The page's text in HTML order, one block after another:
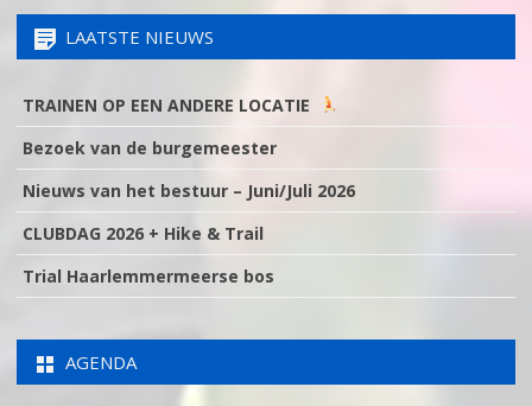
LAATSTE NIEUWS
TRAINEN OP EEN ANDERE LOCATIE
Bezoek van de burgemeester
Nieuws van het bestuur – Juni/Juli 2026
CLUBDAG 2026 + Hike & Trail
Trial Haarlemmermeerse bos
AGENDA